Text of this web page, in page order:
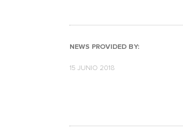
NEWS PROVIDED BY:
15 JUNIO 2018